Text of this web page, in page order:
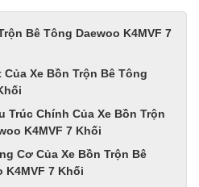
Bê Tông Daewoo K4MVF 7
Xe Bồn Trộn Bê Tông
Trúc Chính Của Xe Bồn Trộn
K4MVF 7 Khối
Cơ Của Xe Bồn Trộn Bê
K4MVF 7 Khối